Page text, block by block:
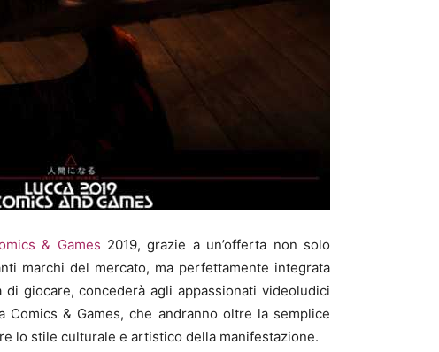
& Games 2019, grazie a un’offerta non solo
marchi del mercato, ma perfettamente integrata
giocare, concederà agli appassionati videoludici
& Games, che andranno oltre la semplice
lo stile culturale e artistico della manifestazione.